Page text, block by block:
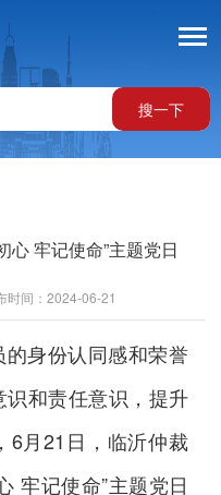
搜一下
心 牢记使命”主题党日
时间：2024-06-21
身份认同感和荣誉
和责任意识，提升
6月21日，临沂仲裁
牢记使命”主题党日